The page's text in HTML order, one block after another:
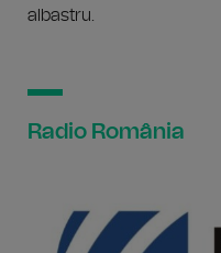
albastru.
Radio România